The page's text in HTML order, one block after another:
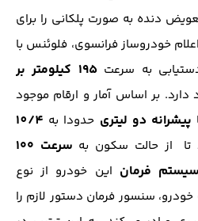
دنده به صورت پلکانی را برای
خودروساز فرانسوی، فلوئنس با
دستیابی به سرعت
195 کیلومتر بر
دارد. بر اساس آمار و ارقام موجود
پیشرانه دو لیتری حدودا به 10/4
تا از حالت سکون به
سرعت ۱۰۰
سیستم فرمان این خودرو از نوع
سنسور فرمان دستور لازم را